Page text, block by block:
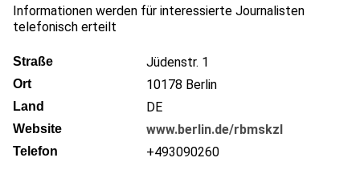
Informationen werden für interessierte Journalisten
telefonisch erteilt
Straße Jüdenstr. 1
Ort 10178 Berlin
Land DE
Website www.berlin.de/rbmskzl
Telefon +493090260